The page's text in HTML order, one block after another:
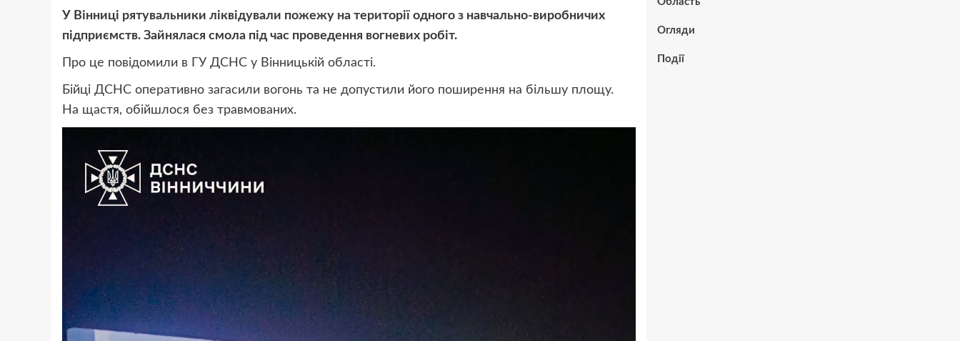
У Вінниці рятувальники ліквідували пожежу на території одного з навчально-виробничих
підприємств. Зайнялася смола під час проведення вогневих робіт.
Про це повідомили в ГУ ДСНС у Вінницькій області.
Бійці ДСНС оперативно загасили вогонь та не допустили його поширення на більшу площу.
На щастя, обійшлося без травмованих.
Огляди
Події